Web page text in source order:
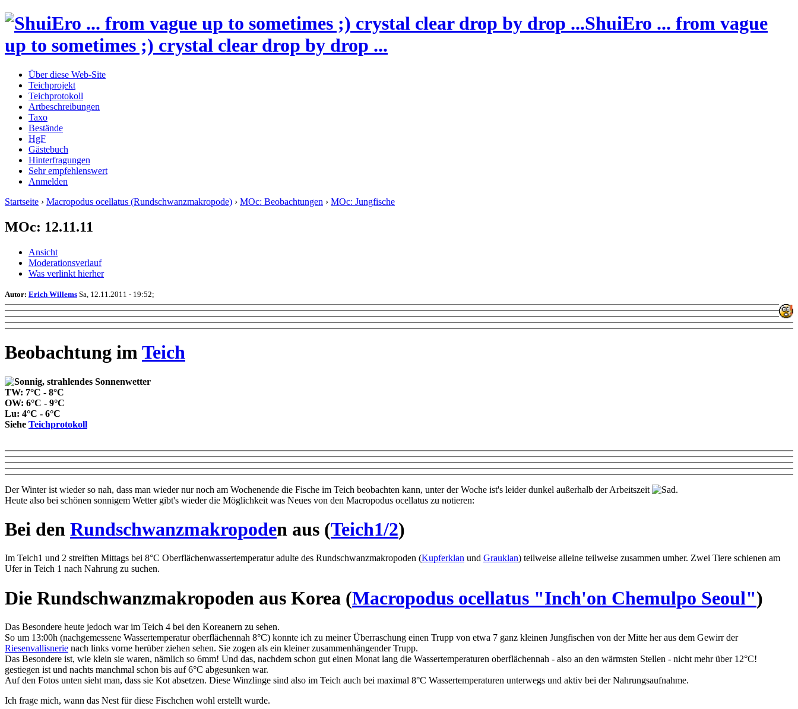
ShuiEro ... from vague
up to sometimes ;) crystal clear drop by drop ...
Über diese Web-Site
Teichprojekt
Teichprotokoll
Artbeschreibungen
Taxo
Bestände
HgF
Gästebuch
Hinterfragungen
Sehr empfehlenswert
Anmelden
Startseite › Macropodus ocellatus (Rundschwanzmakropode) › MOc: Beobachtungen › MOc: Jungfische
MOc: 12.11.11
Ansicht
Moderationsverlauf
Was verlinkt hierher
Autor: Erich Willems Sa, 12.11.2011 - 19:52;
Beobachtung im Teich
TW: 7°C - 8°C
OW: 6°C - 9°C
Lu: 4°C - 6°C
Siehe Teichprotokoll
Der Winter ist wieder so nah, dass man wieder nur noch am Wochenende die Fische im Teich beobachten kann, unter der Woche ist's leider dunkel außerhalb der Arbeitszeit
.
Heute also bei schönen sonnigem Wetter gibt's wieder die Möglichkeit was Neues von den Macropodus ocellatus zu notieren:
Bei den Rundschwanzmakropoden aus (Teich1/2)
Im Teich1 und 2 streiften Mittags bei 8°C Oberflächenwassertemperatur adulte des Rundschwanzmakropoden (Kupferklan und Grauklan) teilweise alleine teilweise zusammen umher. Zwei Tiere schienen am
Ufer in Teich 1 nach Nahrung zu suchen.
Die Rundschwanzmakropoden aus Korea (Macropodus ocellatus "Inch'on Chemulpo Seoul")
Das Besondere heute jedoch war im Teich 4 bei den Koreanern zu sehen.
So um 13:00h (nachgemessene Wassertemperatur oberflächennah 8°C) konnte ich zu meiner Überraschung einen Trupp von etwa 7 ganz kleinen Jungfischen von der Mitte her aus dem Gewirr der
Riesenvallisnerie nach links vorne herüber ziehen sehen. Sie zogen als ein kleiner zusammenhängender Trupp.
Das Besondere ist, wie klein sie waren, nämlich so 6mm! Und das, nachdem schon gut einen Monat lang die Wassertemperaturen oberflächennah - also an den wärmsten Stellen - nicht mehr über 12°C!
gestiegen ist und nachts manchmal schon bis auf 6°C abgesunken war.
Auf den Fotos unten sieht man, dass sie Kot absetzen. Diese Winzlinge sind also im Teich auch bei maximal 8°C Wassertemperaturen unterwegs und aktiv bei der Nahrungsaufnahme.
Ich frage mich, wann das Nest für diese Fischchen wohl erstellt wurde.